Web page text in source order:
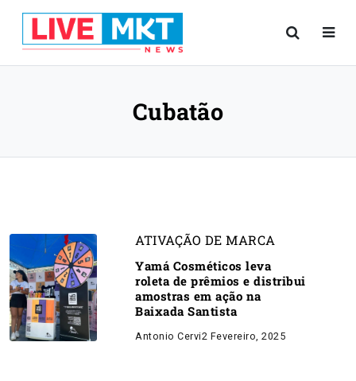
Cubatão
ATIVAÇÃO DE MARCA
Yamá Cosméticos leva
roleta de prêmios e distribui
amostras em ação na
Baixada Santista
Antonio Cervi2 Fevereiro, 2025